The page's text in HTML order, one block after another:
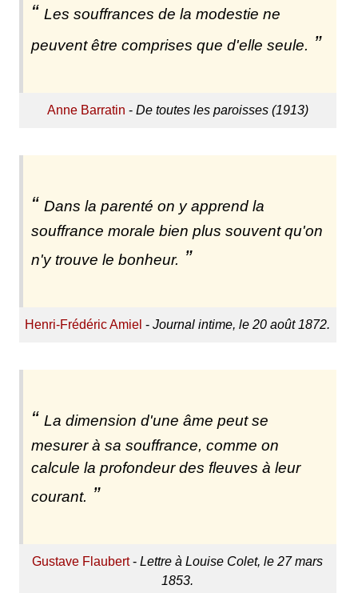
Les souffrances de la modestie ne
peuvent être comprises que d'elle seule.
Anne Barratin - De toutes les paroisses (1913)
Dans la parenté on y apprend la
souffrance morale bien plus souvent qu'on
n'y trouve le bonheur.
Henri-Frédéric Amiel -Journal intime, le 20 août 1872.
La dimension d'une âme peut se
mesurer à sa souffrance, comme on
calcule la profondeur des fleuves à leur
courant.
Gustave Flaubert-Lettre à Louise Colet, le 27 mars
1853.